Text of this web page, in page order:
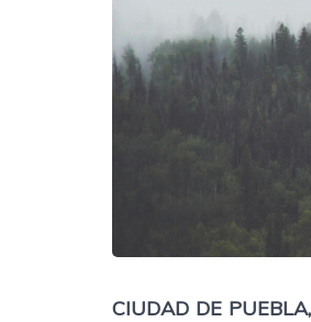
CIUDAD DE